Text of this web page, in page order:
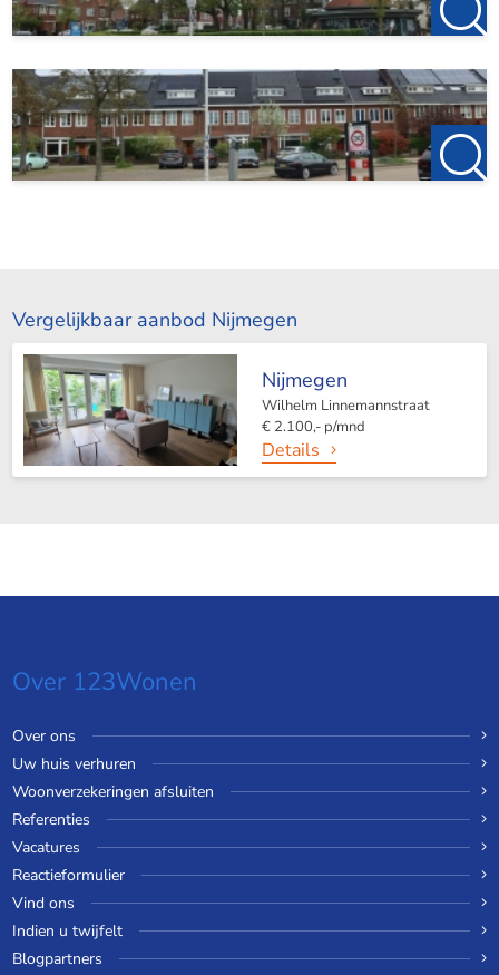
Vergelijkbaar aanbod Nijmegen
Nijmegen
Wilhelm Linnemannstraat
€ 2.100,- p/mnd
Details
Over 123Wonen
Over ons
Uw huis verhuren
Woonverzekeringen afsluiten
Referenties
Vacatures
Reactieformulier
Vind ons
Indien u twijfelt
Blogpartners